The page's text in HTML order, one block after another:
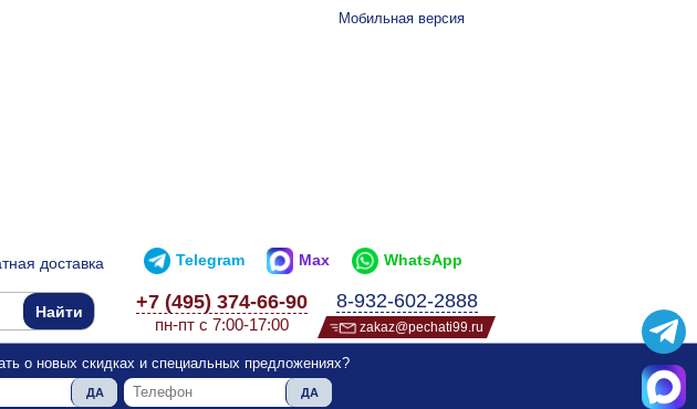
Мобильная версия
доставка Telegram Max WhatsApp
+7 (495) 374-66-90
пн-пт с 7:00-17:00
8-932-602-2888
zakaz@pechati99.ru
о новых скидках и специальных предложениях?